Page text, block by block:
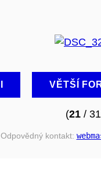
VĚTŠÍ
(21/
Odpovědný kontakt: